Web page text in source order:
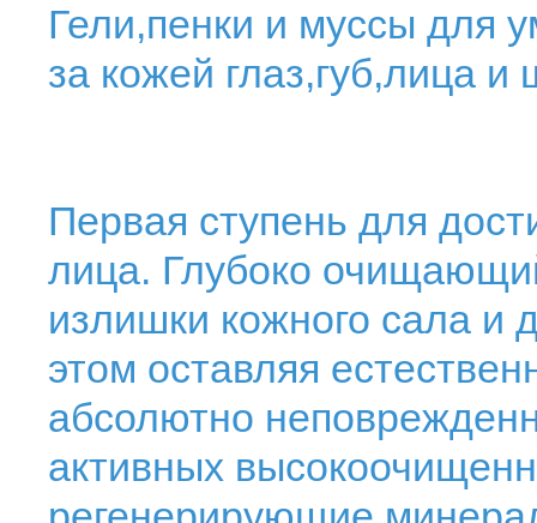
Гели,пенки и муссы для
за кожей глаз,губ,лица
Первая ступень для
лица. Глубоко
излишки кожного сала и
этом оставляя
абсолютно
активных